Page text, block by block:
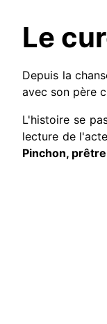
Le
Depuis la
avec son père
L'histoire se
lecture de
Pinchon,